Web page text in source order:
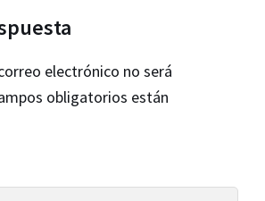
electrónico no será
obligatorios están